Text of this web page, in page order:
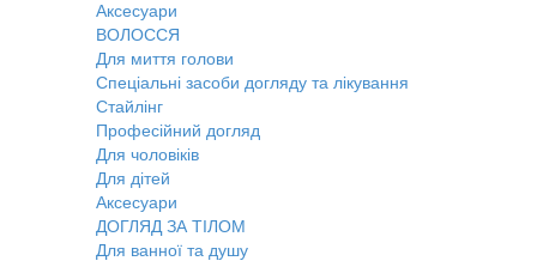
Аксесуари
ВОЛОССЯ
Для миття голови
Спеціальні засоби догляду та лікування
Стайлінг
Професійний догляд
Для чоловіків
Для дітей
Аксесуари
ДОГЛЯД ЗА ТІЛОМ
Для ванної та душу